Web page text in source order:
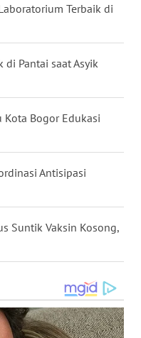
Terbaik di
di Pantai saat Asyik
Kota Bogor Edukasi
Antisipasi
Suntik Vaksin Kosong,